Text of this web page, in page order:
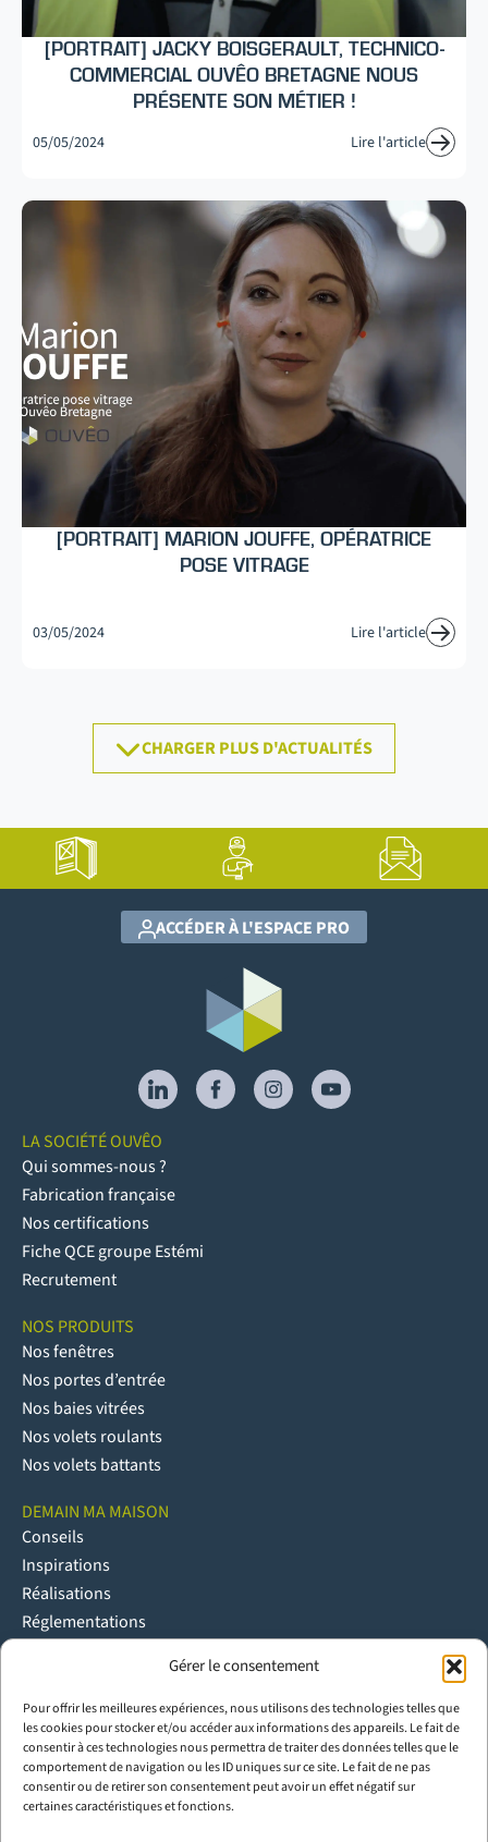
Gérer le consentement
Pour offrir les meilleures expériences, nous utilisons des technologies telles que
les cookies pour stocker et/ou accéder aux informations des appareils. Le fait de
consentir à ces technologies nous permettra de traiter des données telles que le
comportement de navigation ou les ID uniques sur ce site. Le fait de ne pas
consentir ou de retirer son consentement peut avoir un effet négatif sur
certaines caractéristiques et fonctions.
[PORTRAIT] JACKY BOISGERAULT, TECHNICO-
COMMERCIAL OUVÊO BRETAGNE NOUS
PRÉSENTE SON MÉTIER !
05/05/2024 Lire l'article
[PORTRAIT] MARION JOUFFE, OPÉRATRICE
POSE VITRAGE
03/05/2024 Lire l'article
CHARGER PLUS D'ACTUALITÉS
ACCÉDER À L'ESPACE PRO
LA SOCIÉTÉ OUVÊO
Qui sommes-nous ?
Fabrication française
Nos certifications
Fiche QCE groupe Estémi
Recrutement
NOS PRODUITS
Nos fenêtres
Nos portes d’entrée
Nos baies vitrées
Nos volets roulants
Nos volets battants
DEMAIN MA MAISON
Conseils
Inspirations
Réalisations
Réglementations
Espace pro
Espace Presse
Trouver un partenaire poseur Ouvêo
Rejoindre le réseau pro Ouvêo